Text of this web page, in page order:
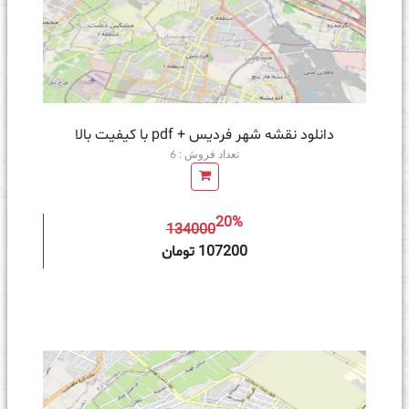
دانلود نقشه شهر فردیس + pdf با کیفیت بالا
تعداد فروش : 6
13400020%
107200 تومان